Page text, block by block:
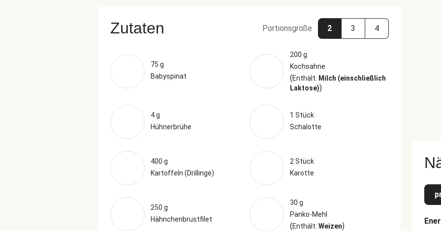
Zutaten Portionsgröße 2 3 4
75 g
Babyspinat
200 g
Kochsahne
(Enthält: Milch (einschließlich
Laktose))
4 g
Hühnerbrühe
1 Stück
Schalotte
400 g
Kartoffeln (Drillinge)
2 Stück
Karotte
250 g
Hähnchenbrustfilet
30 g
Panko-Mehl
(Enthält: Weizen)